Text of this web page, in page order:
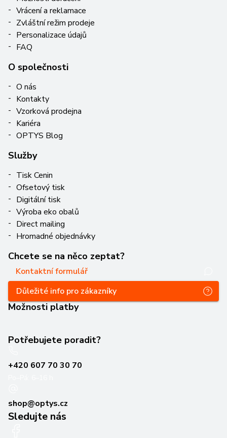
Vrácení a reklamace
Zvláštní režim prodeje
Personalizace údajů
FAQ
O společnosti
O nás
Kontakty
Vzorková prodejna
Kariéra
OPTYS Blog
Služby
Tisk Cenin
Ofsetový tisk
Digitální tisk
Výroba eko obalů
Direct mailing
Hromadné objednávky
Chcete se na něco zeptat?
Kontaktní formulář
Důležité info pro zákazníky
Možnosti platby
Potřebujete poradit?
+420 607 70 30 70
shop@optys.cz
Sledujte nás